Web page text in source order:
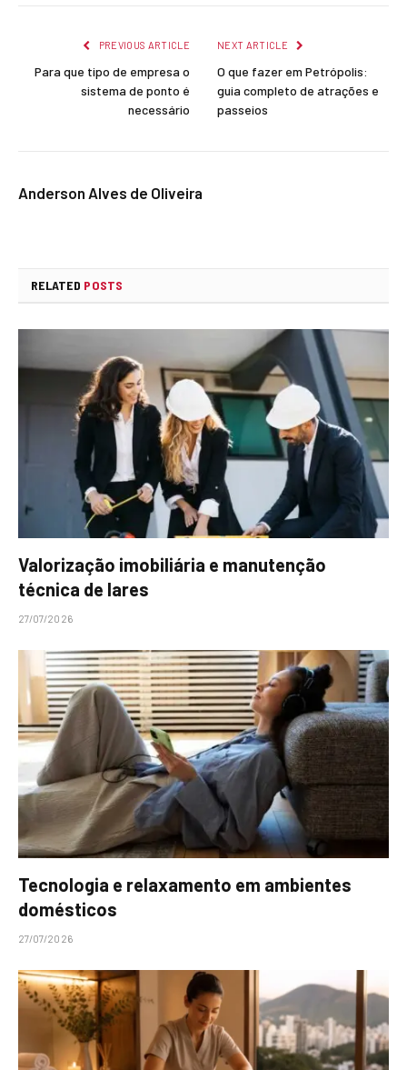
PREVIOUS ARTICLE
Para que tipo de empresa o
sistema de ponto é
necessário
NEXT ARTICLE
O que fazer em Petrópolis:
guia completo de atrações e
passeios
Anderson Alves de Oliveira
RELATED POSTS
Valorização imobiliária e manutenção
técnica de lares
27/07/2026
Tecnologia e relaxamento em ambientes
domésticos
27/07/2026